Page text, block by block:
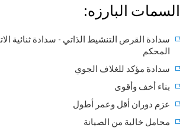
السمات البارزه:
سدادة القرص التنشيط الذاتي - سدادة ثنائية
المحكم
سدادة مؤكد للغلاف الجوي
بناء أخف وأقوى
عزم دوران أقل وعمر أطول
محامل خالية من الصيانة